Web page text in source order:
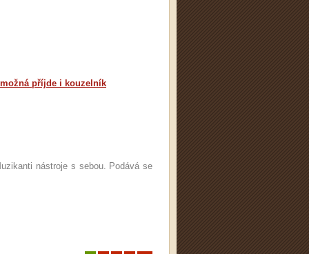
příjde i kouzelník
nástroje s sebou. Podává se